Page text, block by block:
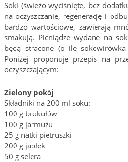
Soki (świeżo wyciśnięte, bez
na oczyszczanie, regenerację i
bardzo wartościowe, zawierają
smakują. Pieniądze wydane na
będą stracone (o ile
Poniżej proponuję przepis na
oczyszczającym:
Zielony pokój
Składniki na 200 ml soku:
100 g brokułów
100 g jarmużu
25 g natki pietruszki
200 g jabłek
50 g selera